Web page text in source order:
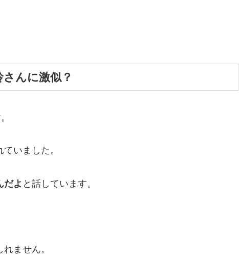
んに激似？
いました。
だよ と話しています。
ません。